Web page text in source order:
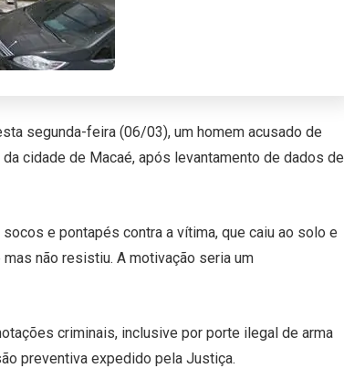
segunda-feira (06/03), um homem acusado de
cidade de Macaé, após levantamento de dados de
e pontapés contra a vítima, que caiu ao solo e
não resistiu. A motivação seria um
criminais, inclusive por porte ilegal de arma
preventiva expedido pela Justiça.